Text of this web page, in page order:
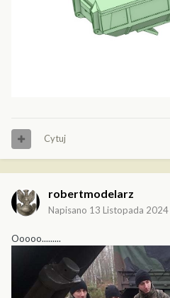
Cytuj
robertmodelarz
Napisano 13 Listopada 2024
Ooooo.........